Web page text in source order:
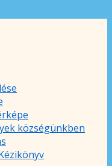
községünkben